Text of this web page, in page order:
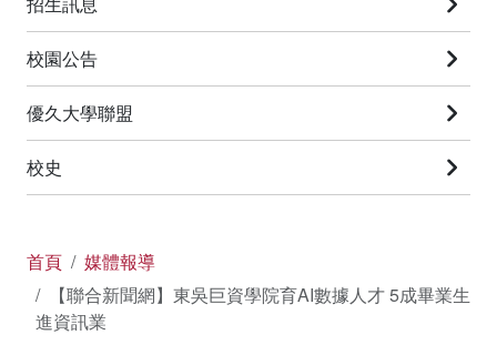
校園公告
優久大學聯盟
校史
首頁
媒體報導
【聯合新聞網】東吳巨資學院育AI數據人才 5成畢業生
進資訊業